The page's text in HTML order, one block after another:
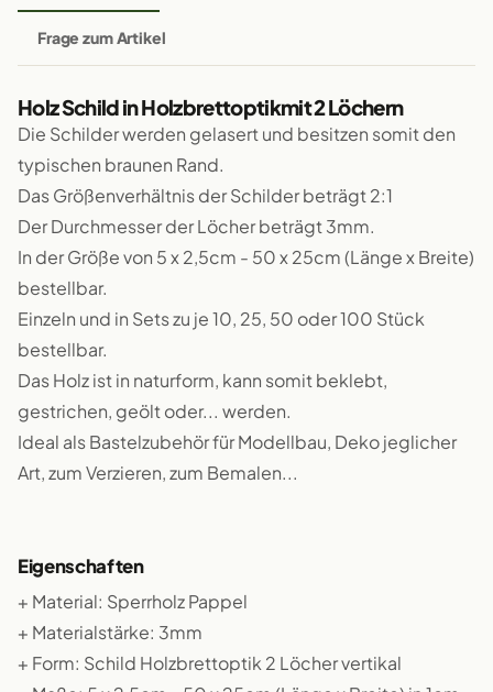
Frage zum Artikel
Holz Schild in Holzbrettoptikmit 2 Löchern
Die Schilder werden gelasert und besitzen somit den
typischen braunen Rand.
Das Größenverhältnis der Schilder beträgt 2:1
Der Durchmesser der Löcher beträgt 3mm.
In der Größe von 5 x 2,5cm - 50 x 25cm (Länge x Breite)
bestellbar.
Einzeln und in Sets zu je 10, 25, 50 oder 100 Stück
bestellbar.
Das Holz ist in naturform, kann somit beklebt,
gestrichen, geölt oder... werden.
Ideal als Bastelzubehör für Modellbau, Deko jeglicher
Art, zum Verzieren, zum Bemalen...
Eigenschaften
+ Material: Sperrholz Pappel
+ Materialstärke: 3mm
+ Form: Schild Holzbrettoptik 2 Löcher vertikal